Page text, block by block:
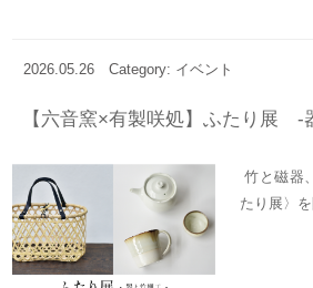
2026.05.26 Category: イベント
【六音窯×有製咲処】ふたり展
竹と磁器
たり展〉